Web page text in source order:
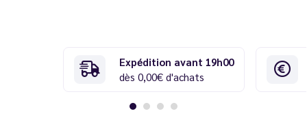
Expédition avant 19h00
dès 0,00€ d'achats